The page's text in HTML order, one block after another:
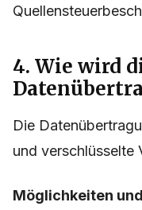
4. Wie wird
Die
und verschlüsselte
Möglichkeiten